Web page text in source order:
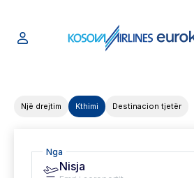
Një drejtim Kthimi Destinacion tjetër
Nga
Nisja